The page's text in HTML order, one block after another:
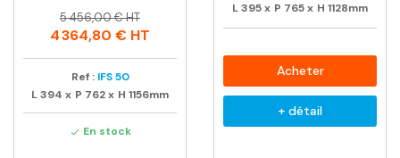
Prix
Prix
habituel
5 456,00 € HT
4 364,80 € HT
Ref : IFS 50
L394 x P 762x H 1156mm
 En stock
L395x P 765x H 1128mm
Acheter
+ détail